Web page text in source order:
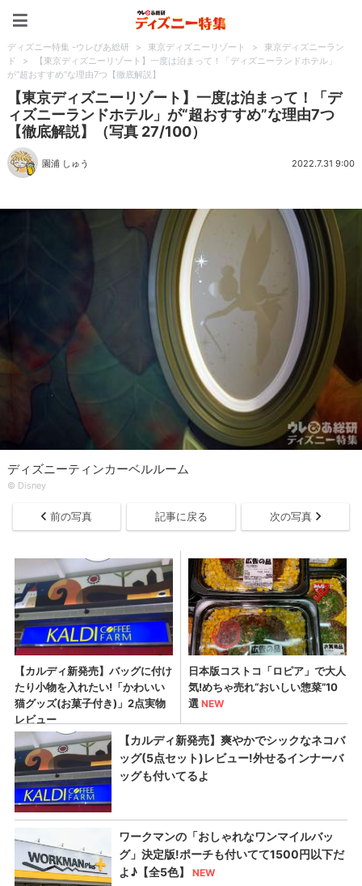
ディズニー特集 -ウレぴあ総研 > 東京ディズニーリゾート >
東京ディズニーラン
ド
>
【東京ディズニーリゾート】一度は泊まって！「ディズニーランドホテル」
が“超おすすめ”な理由7つ【徹底解説】
【東京ディズニーリゾート】一度は泊まって！「デ
ィズニーランドホテル」が“超おすすめ”な理由7つ
【徹底解説】（写真 27/100）
園浦 しゅう 2022.7.31 9:00
ディズニーティンカーベルルーム
© Disney
前の写真 記事に戻る 次の写真